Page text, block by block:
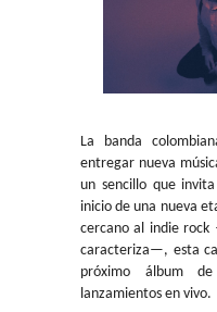
La banda
entregar nueva
un sencillo que
inicio de una nueva
cercano al indie
caracteriza—, esta
próximo álbum
lanzamientos en vivo.